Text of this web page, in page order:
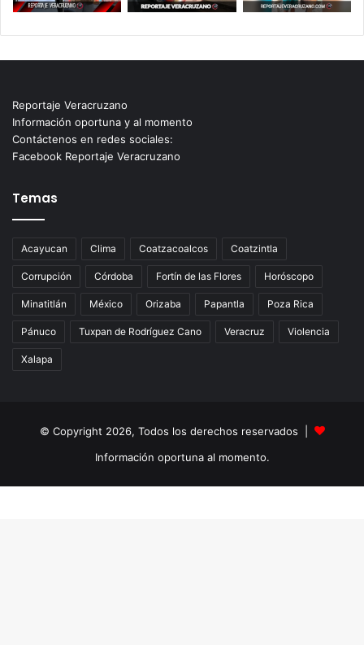
Reportaje Veracruzano
Información oportuna y al momento
Contáctenos en redes sociales:
Facebook Reportaje Veracruzano
Temas
Acayucan Clima Coatzacoalcos Coatzintla
Corrupción Córdoba Fortín de las Flores Horóscopo
Minatitlán México Orizaba Papantla Poza Rica
Pánuco Tuxpan de Rodríguez Cano Veracruz Violencia
Xalapa
© Copyright 2026, Todos los derechos reservados |
Información oportuna al momento.